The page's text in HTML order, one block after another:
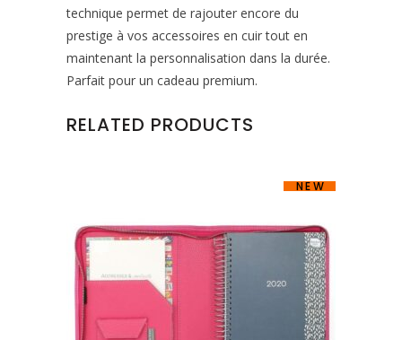
technique permet de rajouter encore du
prestige à vos accessoires en cuir tout en
maintenant la personnalisation dans la durée.
Parfait pour un cadeau premium.
RELATED PRODUCTS
NEW